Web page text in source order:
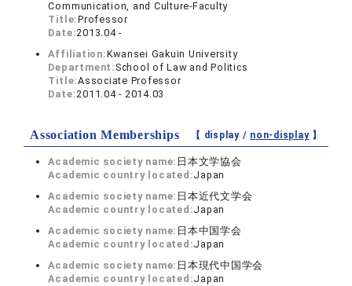
Communication, and Culture-Faculty
Title:Professor
Date:2013.04 -
Affiliation:Kwansei Gakuin University
Department: School of Law and Politics
Title:Associate Professor
Date:2011.04 - 2014.03
Association Memberships 【 display / non-display】
Academic society name: 日本文学協会
Academic country located:Japan
Academic society name: 日本近代文学会
Academic country located:Japan
Academic society name: 日本中国学会
Academic country located:Japan
Academic society name: 日本現代中国学会
Academic country located:Japan